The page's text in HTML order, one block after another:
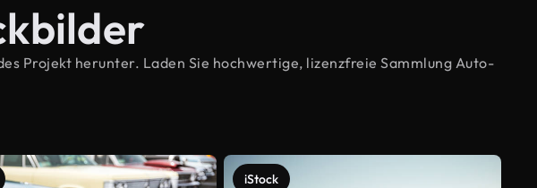
Projekt herunter. Laden Sie hochwertige, lizenzfreie Sammlung Auto-
iStock